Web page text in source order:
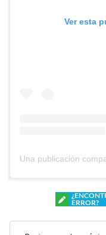
Ver esta
ERROR?